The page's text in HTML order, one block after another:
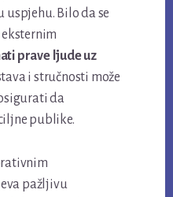
Bilo da se
prave ljude uz
i stručnosti može
da
publike.
pažljivu